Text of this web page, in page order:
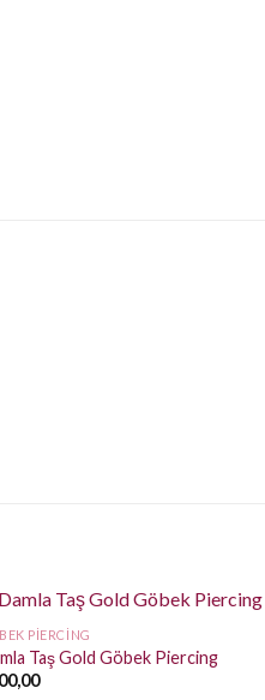
PIERCING
Taş Gold Göbek Piercing